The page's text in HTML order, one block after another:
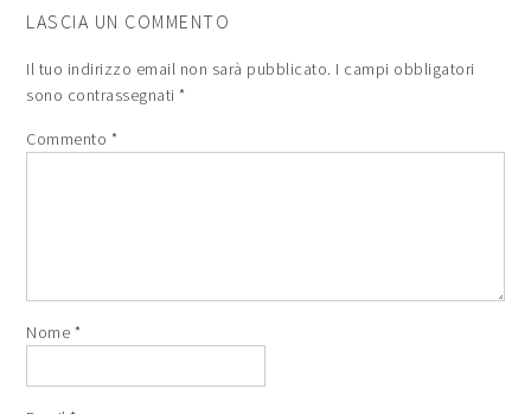
LASCIA UN COMMENTO
Il tuo indirizzo email non sarà pubblicato. I campi obbligatori
sono contrassegnati*
Commento *
Nome *